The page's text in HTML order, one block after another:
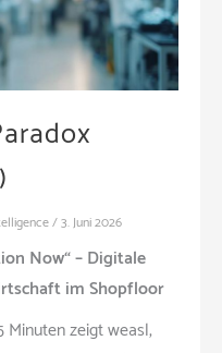
/3. Juni 2026
Now“ – Digitale
im Shopfloor
Minuten zeigt weasl,